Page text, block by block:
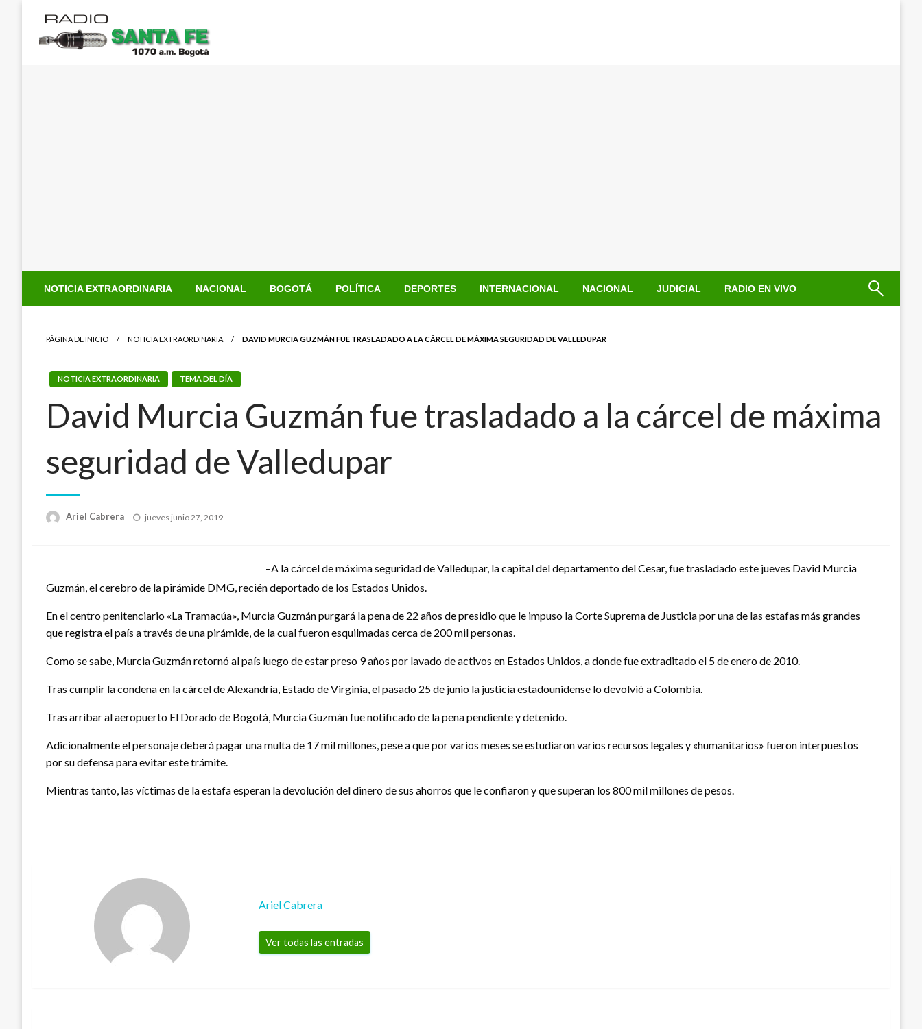
contenido
NOTICIA EXTRAORDINARIA NACIONAL BOGOTÁ POLÍTICA DEPORTES INTERNACIONAL NACIONAL JUDICIAL RADIO EN VIVO
PÁGINA DE INICIO NOTICIA EXTRAORDINARIA DAVID MURCIA GUZMÁN FUE TRASLADADO A LA CÁRCEL DE MÁXIMA SEGURIDAD DE VALLEDUPAR
NOTICIA EXTRAORDINARIA TEMA DEL DÍA
David Murcia Guzmán fue trasladado a la cárcel de máxima
seguridad de Valledupar
Ariel Cabrera
Publicado
jueves junio 27, 2019
–A la cárcel de máxima seguridad de Valledupar, la capital del departamento del Cesar, fue trasladado este jueves David Murcia
Guzmán, el cerebro de la pirámide DMG, recién deportado de los Estados Unidos.
En el centro penitenciario «La Tramacúa», Murcia Guzmán purgará la pena de 22 años de presidio que le impuso la Corte Suprema de Justicia por una de las estafas más grandes
que registra el país a través de una pirámide, de la cual fueron esquilmadas cerca de 200 mil personas.
Como se sabe, Murcia Guzmán retornó al país luego de estar preso 9 años por lavado de activos en Estados Unidos, a donde fue extraditado el 5 de enero de 2010.
Tras cumplir la condena en la cárcel de Alexandría, Estado de Virginia, el pasado 25 de junio la justicia estadounidense lo devolvió a Colombia.
Tras arribar al aeropuerto El Dorado de Bogotá, Murcia Guzmán fue notificado de la pena pendiente y detenido.
Adicionalmente el personaje deberá pagar una multa de 17 mil millones, pese a que por varios meses se estudiaron varios recursos legales y «humanitarios» fueron interpuestos
por su defensa para evitar este trámite.
Mientras tanto, las víctimas de la estafa esperan la devolución del dinero de sus ahorros que le confiaron y que superan los 800 mil millones de pesos.
Ariel Cabrera
Ver todas las entradas